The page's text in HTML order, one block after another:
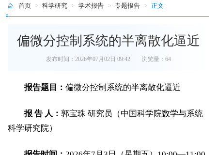
首页 > 科学研究 > 学术报告 > 专题报告 > 正文
偏微分控制系统的半离散化逼近
发布时间：2026年07月02日 09:42 浏览量： 64
报告题目： 偏微分控制系统的半离散化逼近
报 告 人： 郭宝珠 研究员（中国科学院数学与系统
科学研究院）